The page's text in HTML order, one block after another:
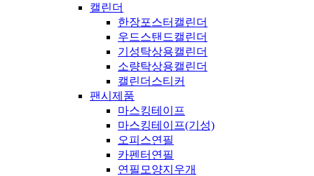
캘린더
한장포스터캘린더
우드스탠드캘린더
기성탁상용캘린더
소량탁상용캘린더
캘린더스티커
팬시제품
마스킹테이프
마스킹테이프(기성)
오피스연필
카펜터연필
연필모양지우개